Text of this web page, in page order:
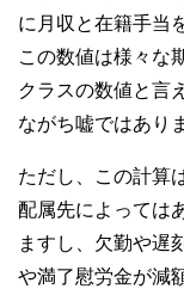
に月収と在籍手当
この数値は様々な
クラスの数値と言
ながち嘘ではあり
ただし、この計算
配属先によっては
ますし、欠勤や遅
や満了慰労金が減